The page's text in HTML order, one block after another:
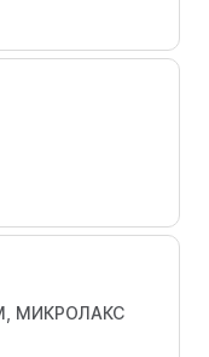
МИКРОЛАКС